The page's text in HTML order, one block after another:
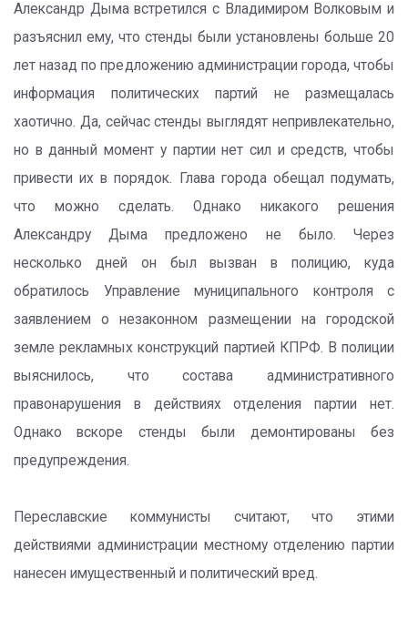
Александр Дыма встретился с Владимиром Волковым и
разъяснил ему, что стенды были установлены больше 20
лет назад по предложению администрации города, чтобы
информация политических партий не размещалась
хаотично. Да, сейчас стенды выглядят непривлекательно,
но в данный момент у партии нет сил и средств, чтобы
привести их в порядок. Глава города обещал подумать,
что можно сделать. Однако никакого решения
Александру Дыма предложено не было. Через
несколько дней он был вызван в полицию, куда
обратилось Управление муниципального контроля с
заявлением о незаконном размещении на городской
земле рекламных конструкций партией КПРФ. В полиции
выяснилось, что состава административного
правонарушения в действиях отделения партии нет.
Однако вскоре стенды были демонтированы без
предупреждения.
Переславские коммунисты считают, что этими
действиями администрации местному отделению партии
нанесен имущественный и политический вред.